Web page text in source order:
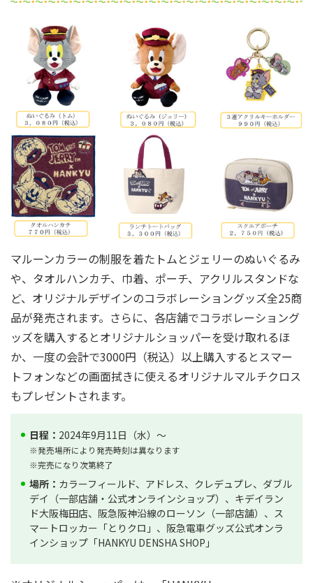
マルーンカラーの制服を着たトムとジェリーのぬいぐるみ
や、タオルハンカチ、巾着、ポーチ、アクリルスタンドな
ど、オリジナルデザインのコラボレーショングッズ全25商
品が発売されます。さらに、各店舗でコラボレーショング
ッズを購入するとオリジナルショッパーを受け取れるほ
か、一度の会計で3000円（税込）以上購入するとスマー
トフォンなどの画面拭きに使えるオリジナルマルチクロス
もプレゼントされます。
日程： 2024年9月11日（水）～
※発売場所により発売時刻は異なります
※完売になり次第終了
場所： カラーフィールド、アドレス、クレデュプレ、ダブル
デイ（一部店舗・公式オンラインショップ）、キデイラン
ド大阪梅田店、阪急阪神沿線のローソン（一部店舗）、ス
マートロッカー「とりクロ」、阪急電車グッズ公式オンラ
インショップ「HANKYU DENSHA SHOP」